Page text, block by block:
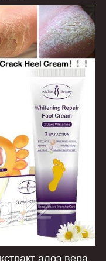
алоэ вера,